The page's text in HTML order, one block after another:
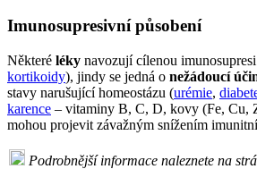
Imunosupresivní působení
Některé léky navozují cílenou
kortikoidy), jindy se jedná o nežádoucí
stavy narušující homeostázu (urémie,
karence – vitaminy B, C, D, kovy (Fe, Cu,
mohou projevit závažným snížením
Podrobnější informace naleznete na